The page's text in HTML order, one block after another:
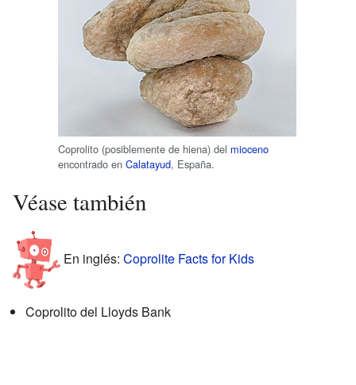
Coprolito (posiblemente de hiena) del mioceno
encontrado en Calatayud, España.
Véase también
En inglés: Coprolite Facts for Kids
Coprolito del Lloyds Bank